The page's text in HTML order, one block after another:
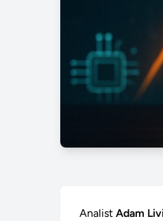
Analist Adam